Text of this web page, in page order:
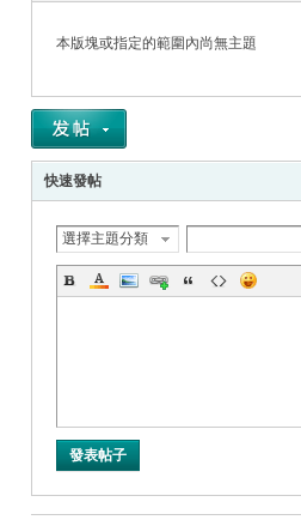
本版塊或指定的範圍內尚無主題
快速發帖
選擇主題分類
發表帖子